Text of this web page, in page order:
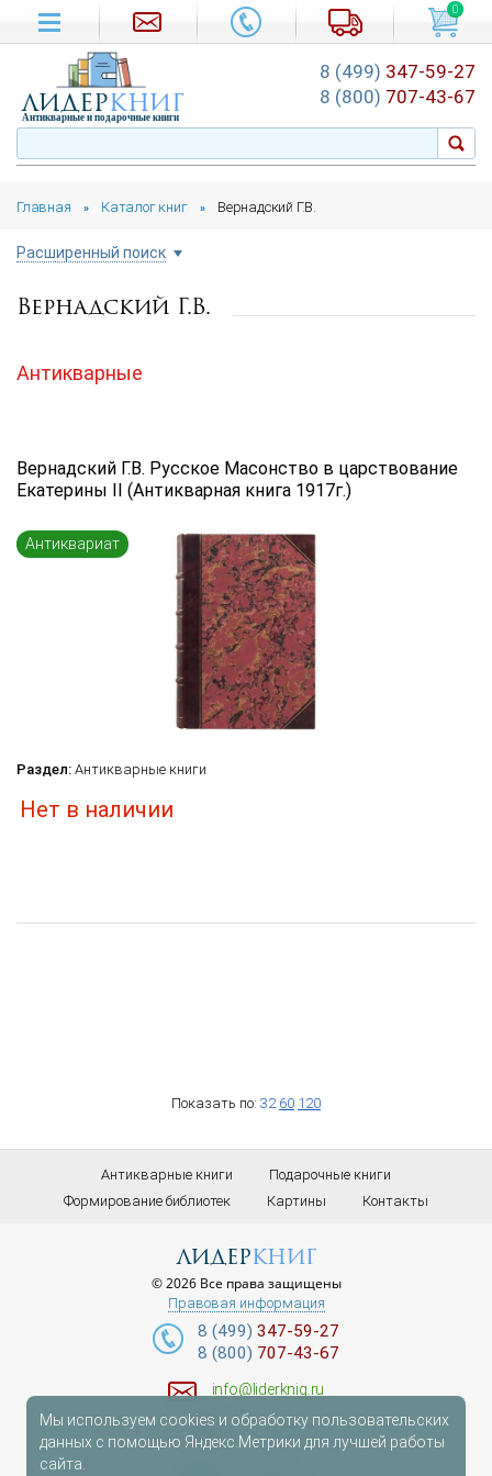
Главная » Каталог книг » Вернадский Г.В.
Расширенный поиск
Цена руб.
Автор
...
...
по цене по дате поступления (новинки)
Вернадский Г.В.
Антикварные
Вернадский Г.В. Русское Масонство в царствование
Екатерины II (Антикварная книга 1917г.)
Антиквариат
Раздел: Антикварные книги
Нет в наличии
Показать по: 32 60 120
0
лидеркниг
Антикварные и подарочные книги
8 (499) 347-59-27
8 (800) 707-43-67
Антикварные книги
Подарочные книги
Формирование библиотек
Картины Контакты
лидеркниг
© 2026 Все права защищены
Правовая информация
8 (499) 347-59-27
8 (800) 707-43-67
info@liderknig.ru
Доставка
Мы используем cookies и обработку пользовательских
данных с помощью Яндекс.Метрики для лучшей работы
сайта.